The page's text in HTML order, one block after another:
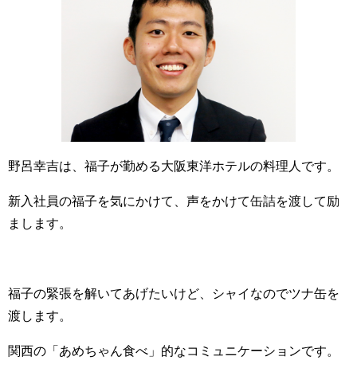
野呂幸吉は、福子が勤める大阪東洋ホテルの料理人です。
新入社員の福子を気にかけて、声をかけて缶詰を渡して励
まします。
福子の緊張を解いてあげたいけど、シャイなのでツナ缶を
渡します。
関西の「あめちゃん食べ」的なコミュニケーションです。